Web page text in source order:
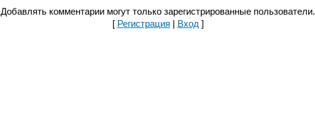
Добавлять комментарии могут только зарегистрированные пользователи.
[ Регистрация Вход ]